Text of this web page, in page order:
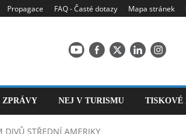
Propagace FAQ - Časté dotazy Mapa stránek
ZPRÁVY NEJ V TURISMU TISKOVÉ
DIVŮ STŘEDNÍ AMERIKY